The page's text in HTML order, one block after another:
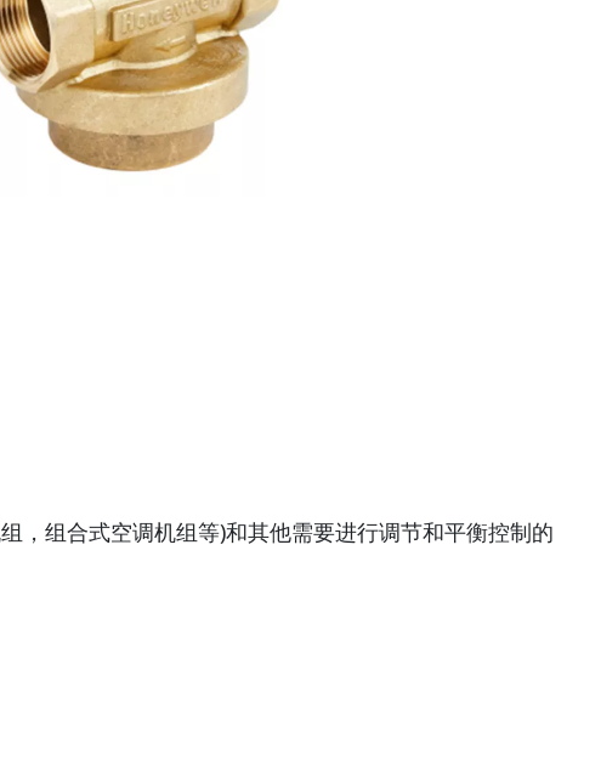
，组合式空调机组等)和其他需要进行调节和平衡控制的